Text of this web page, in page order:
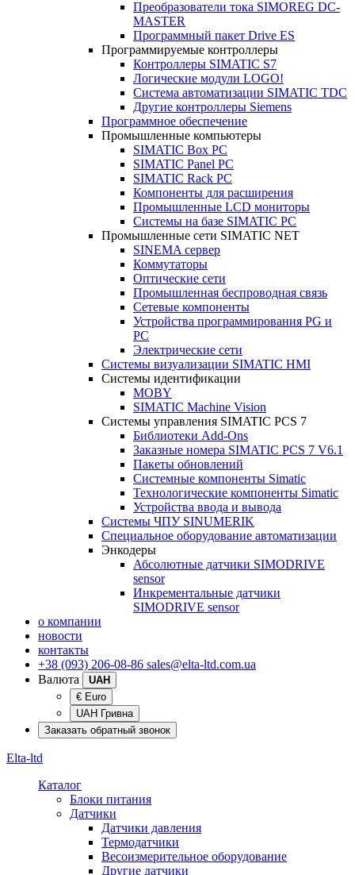
Преобразователи тока SIMOREG DC-
MASTER
Программный пакет Drive ES
Программируемые контроллеры
Контроллеры SIMATIC S7
Логические модули LOGO!
Система автоматизации SIMATIC TDC
Другие контроллеры Siemens
Программное обеспечение
Промышленные компьютеры
SIMATIC Box PC
SIMATIC Panel PС
SIMATIC Rack PC
Компоненты для расширения
Промышленные LCD мониторы
Системы на базе SIMATIC PC
Промышленные сети SIMATIC NET
SINEMA сервер
Коммутаторы
Оптические сети
Промышленная беспроводная связь
Сетевые компоненты
Устройства программирования PG и
PC
Электрические сети
Системы визуализации SIMATIC HMI
Системы идентификации
MOBY
SIMATIC Machine Vision
Системы управления SIMATIC PCS 7
Библиотеки Add-Ons
Заказные номера SIMATIC PCS 7 V6.1
Пакеты обновлений
Системные компоненты Simatic
Технологические компоненты Simatic
Устройства ввода и вывода
Системы ЧПУ SINUMERIK
Специальное оборудование автоматизации
Энкодеры
Абсолютные датчики SIMODRIVE
sensor
Инкрементальные датчики
SIMODRIVE sensor
о компании
новости
контакты
+38 (093) 206-08-86 sales@elta-ltd.com.ua
Валюта
UAH
€ Euro
UAH Гривна
Заказать обратный звонок
Elta-ltd
Каталог
Блоки питания
Датчики
Датчики давления
Термодатчики
Весоизмерительное оборудование
Другие датчики